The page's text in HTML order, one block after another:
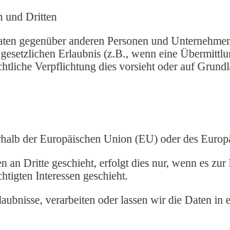
und Dritten
gegenüber anderen Personen und
Erlaubnis (z.B., wenn eine
Verpflichtung dies vorsieht oder auf
der Europäischen Union (EU) oder des
an Dritte geschieht, erfolgt dies nur, wenn es
Interessen geschieht.
verarbeiten oder lassen wir die Daten